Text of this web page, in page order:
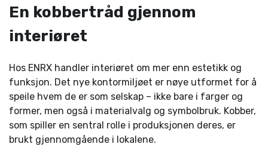
En kobbertråd gjennom
interiøret
Hos ENRX handler interiøret om mer enn estetikk og
funksjon. Det nye kontormiljøet er nøye utformet for å
speile hvem de er som selskap – ikke bare i farger og
former, men også i materialvalg og symbolbruk. Kobber,
som spiller en sentral rolle i produksjonen deres, er
brukt gjennomgående i lokalene.